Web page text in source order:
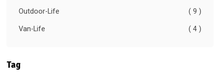
Outdoor-Life
( 9 )
Van-Life
( 4 )
Tag